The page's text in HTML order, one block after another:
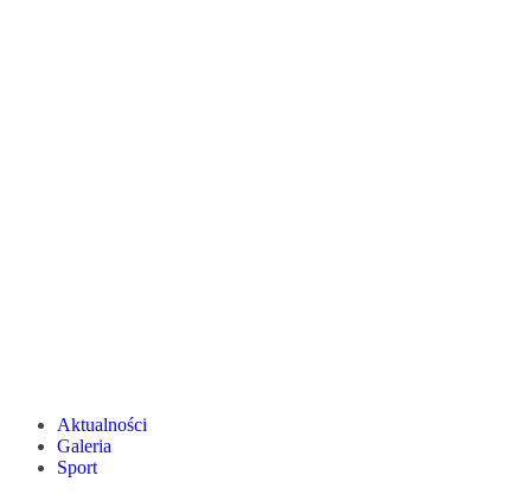
Aktualności
Galeria
Sport